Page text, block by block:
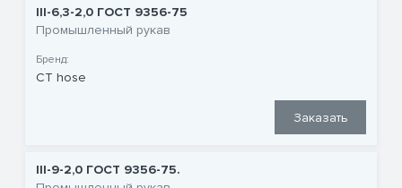
III-6,3-2,0 ГОСТ 9356-75
Промышленный рукав
Бренд:
CT hose
Заказать
III-9-2,0 ГОСТ 9356-75.